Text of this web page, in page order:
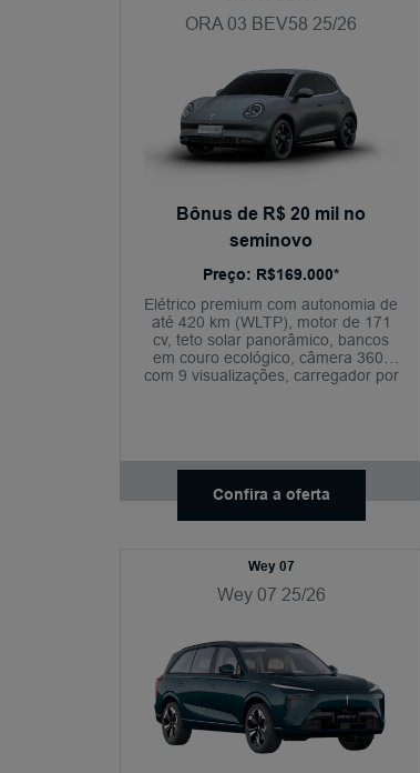
ORA 03 BEV58 25/26
Bônus de R$ 20 mil no
seminovo
Preço: R$169.000*
Elétrico premium com autonomia de
até 420 km (WLTP), motor de 171
cv, teto solar panorâmico, bancos
em couro ecológico, câmera 360°
com 9 visualizações, carregador por
Confira a oferta
Wey 07
Wey 07 25/26